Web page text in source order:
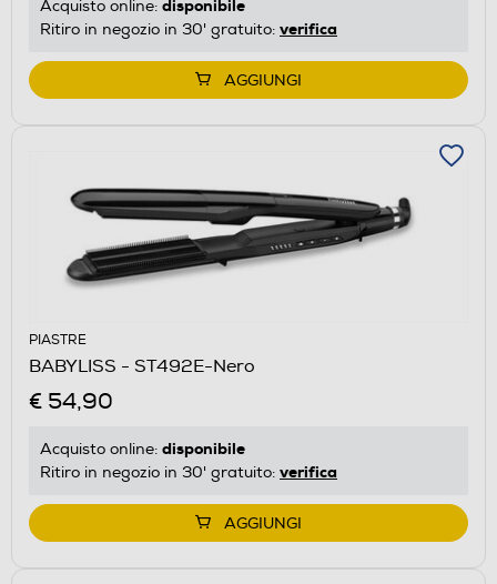
Acquisto online: disponibile
Ritiro in negozio in 30' gratuito: verifica
AGGIUNGI
PIASTRE
BABYLISS - ST492E-Nero
€ 54,90
Acquisto online: disponibile
Ritiro in negozio in 30' gratuito: verifica
AGGIUNGI